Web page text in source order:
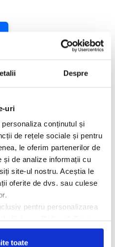
Despre
uri
conținutul și
de rețele sociale și pentru
le oferim partenerilor de
și de analize informații cu
site-ul nostru. Aceștia le
oferite de dvs. sau culese
pentru personalizarea
toate
Resort & Spa 4*este
la aproximativ 4 km de
restaurant bufet, 3 restaurante a
El Mariachi serveste preparate
Mia ofera preparate
ofera specialitati
Grill serveste produse fast-